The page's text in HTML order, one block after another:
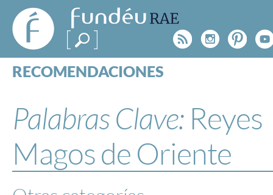
FundéuRAE
- Fundación
del Español
Urgente
Rss
RECOMENDACIONES
ESPECIALES
BLOG
NOTICIAS
Palabras Clave: Reyes
Magos de Oriente